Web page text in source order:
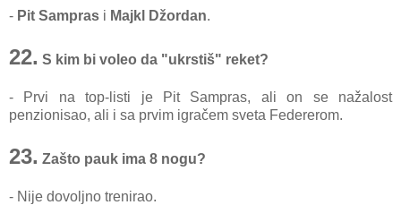
- Pit Sampras i Majkl Džordan.
22. S kim bi voleo da "ukrstiš" reket?
- Prvi na top-listi je Pit Sampras, ali on se nažalost
penzionisao, ali i sa prvim igračem sveta Federerom.
23. Zašto pauk ima 8 nogu?
- Nije dovoljno trenirao.